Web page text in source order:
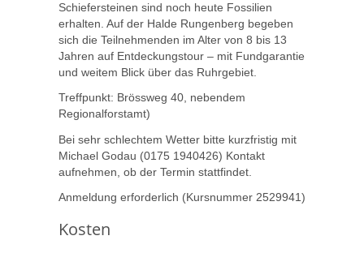
Schiefersteinen sind noch heute Fossilien
erhalten. Auf der Halde Rungenberg begeben
sich die Teilnehmenden im Alter von 8 bis 13
Jahren auf Entdeckungstour – mit Fundgarantie
und weitem Blick über das Ruhrgebiet.
Treffpunkt: Brössweg 40, nebendem
Regionalforstamt)
Bei sehr schlechtem Wetter bitte kurzfristig mit
Michael Godau (0175 1940426) Kontakt
aufnehmen, ob der Termin stattfindet.
Anmeldung erforderlich (Kursnummer 2529941)
Kosten